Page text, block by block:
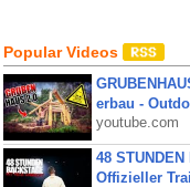
Popular Videos
erbau -
youtube.com
48
Offizieller